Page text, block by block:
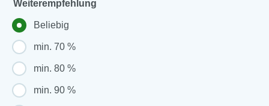
Weiterempfehlung
Beliebig
min. 70 %
min. 80 %
min. 90 %